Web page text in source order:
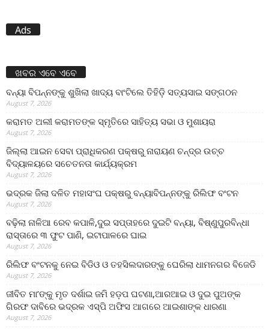
Ads
ଖବର ଏବେ ଏବେ
ବନ୍ୟା ବିପନ୍ନଙ୍କୁ ଶୁଖିଲା ଖାଦ୍ୟ ବାଂଟିଲେ ତିହିଡି଼ ସତ୍ୟସାଇ ସଙ୍ଗଠନ
August 7, 2026
କରାମତ ଅଲୀ କରାମତଙ୍କ ସ୍ମୃତିରେ ସାହିତ୍ୟ ସଭା ଓ ମୁଶାୟରା
August 7, 2026
ଜିଲ୍ଲା ଆଇନ ସେବା ପ୍ରାଧିକରଣ ପକ୍ଷରୁ ନାରାୟଣ ଚନ୍ଦ୍ର ଉଚ୍ଚ
ବିଦ୍ୟାଳୟରେ ସଚେତନତା କାର୍ଯ୍ୟକ୍ରମ
August 7, 2026
ଭଦ୍ରକ ଜିଲା ଦଳିତ ମହାସଂଘ ପକ୍ଷରୁ ବନ୍ୟାବିପନ୍ନଙ୍କୁ ରିଲିଫ ବଂଟନ
August 7, 2026
ବଢ଼ିଲା ନାଳିଆ ରେବ କପାଳି,ଦୁଇ ସପ୍ତାହରେ ଦୁଇଟି ବନ୍ୟା, ବିଷ୍ଣୁପୁରବିନ୍ଧା
ରାସ୍ତାରେ ୩ ଫୁଟ ପାଣି, ଇଟାପାଳରେ ଘାଇ
August 7, 2026
ରିଲିଫ ବଂଟନକୁ ନେଇ ବିଡିଓ ଓ ତହସିଲଦାରଙ୍କୁ ଘେରିଲା ଧାମନଗର ବିଜେଡି
August 7, 2026
ଜୀବିତ ମା’ଙ୍କୁ ମୃତ ଦର୍ଶାଇ ଜମି ହଡ଼ପ ଘଟଣା,ଆରଆଇ ଓ ଦୁଇ ପୁଅଙ୍କ
ଗିରଫ ଦାବିରେ ଭଦ୍ରକ ଏସ୍‌ପି ଅଫିସ ଆଗରେ ଆଇଶାଙ୍କ ଧାରଣା
August 7, 2026